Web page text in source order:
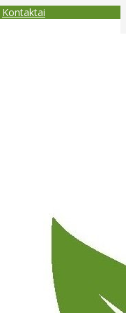
Kontaktai